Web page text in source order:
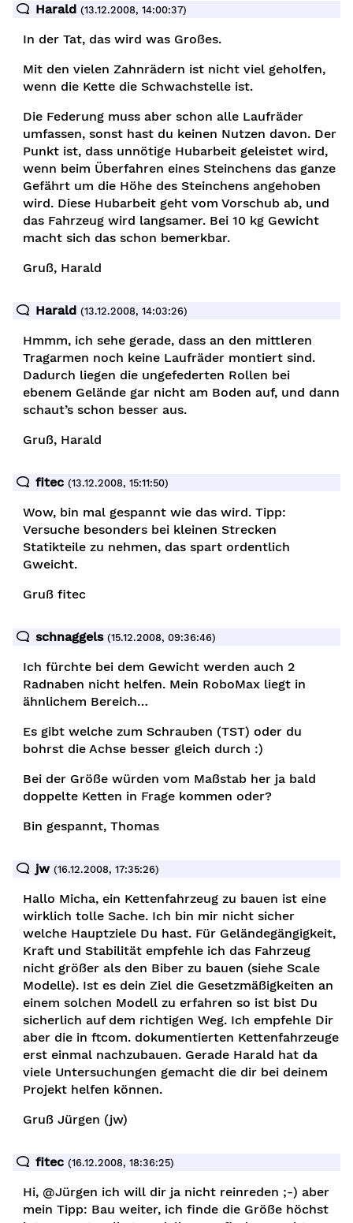
Harald (13.12.2008, 14:00:37)
In der Tat, das wird was Großes.
Mit den vielen Zahnrädern ist nicht viel geholfen,
wenn die Kette die Schwachstelle ist.
Die Federung muss aber schon alle Laufräder
umfassen, sonst hast du keinen Nutzen davon. Der
Punkt ist, dass unnötige Hubarbeit geleistet wird,
wenn beim Überfahren eines Steinchens das ganze
Gefährt um die Höhe des Steinchens angehoben
wird. Diese Hubarbeit geht vom Vorschub ab, und
das Fahrzeug wird langsamer. Bei 10 kg Gewicht
macht sich das schon bemerkbar.
Gruß, Harald
Harald (13.12.2008, 14:03:26)
Hmmm, ich sehe gerade, dass an den mittleren
Tragarmen noch keine Laufräder montiert sind.
Dadurch liegen die ungefederten Rollen bei
ebenem Gelände gar nicht am Boden auf, und dann
schaut’s schon besser aus.
Gruß, Harald
fitec (13.12.2008, 15:11:50)
Wow, bin mal gespannt wie das wird. Tipp:
Versuche besonders bei kleinen Strecken
Statikteile zu nehmen, das spart ordentlich
Gweicht.
Gruß fitec
schnaggels (15.12.2008, 09:36:46)
Ich fürchte bei dem Gewicht werden auch 2
Radnaben nicht helfen. Mein RoboMax liegt in
ähnlichem Bereich…
Es gibt welche zum Schrauben (TST) oder du
bohrst die Achse besser gleich durch :)
Bei der Größe würden vom Maßstab her ja bald
doppelte Ketten in Frage kommen oder?
Bin gespannt, Thomas
jw (16.12.2008, 17:35:26)
Hallo Micha, ein Kettenfahrzeug zu bauen ist eine
wirklich tolle Sache. Ich bin mir nicht sicher
welche Hauptziele Du hast. Für Geländegängigkeit,
Kraft und Stabilität empfehle ich das Fahrzeug
nicht größer als den Biber zu bauen (siehe Scale
Modelle). Ist es dein Ziel die Gesetzmäßigkeiten an
einem solchen Modell zu erfahren so ist bist Du
sicherlich auf dem richtigen Weg. Ich empfehle Dir
aber die in ftcom. dokumentierten Kettenfahrzeuge
erst einmal nachzubauen. Gerade Harald hat da
viele Untersuchungen gemacht die dir bei deinem
Projekt helfen können.
Gruß Jürgen (jw)
fitec (16.12.2008, 18:36:25)
Hi, @Jürgen ich will dir ja nicht reinreden ;-) aber
mein Tipp: Bau weiter, ich finde die Größe höchst